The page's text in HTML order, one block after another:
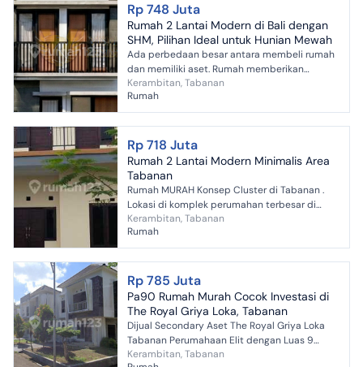
Rp 748 Juta
Rumah 2 Lantai Modern di Bali dengan
SHM, Pilihan Ideal untuk Hunian Mewah
Ada perbedaan besar antara membeli rumah
dan memiliki aset. Rumah memberikan
tempat tinggal. Aset memberikan nilai yang
Kerambitan, Tabanan
Rumah
Rp 718 Juta
Rumah 2 Lantai Modern Minimalis Area
Tabanan
Rumah MURAH Konsep Cluster di Tabanan .
Lokasi di komplek perumahan terbesar di
Tabanan dengan 1000rumah dibangun
dengan Lokasi Strategis+Lingkun...
Kerambitan, Tabanan
Rumah
Rp 785 Juta
Pa90 Rumah Murah Cocok Investasi di
The Royal Griya Loka, Tabanan
Dijual Secondary Aset The Royal Griya Loka
Tabanan Perumahaan Elit dengan Luas 9
Hektar dengan Total 585 Unit ini sudah ada
Kerambitan, Tabanan